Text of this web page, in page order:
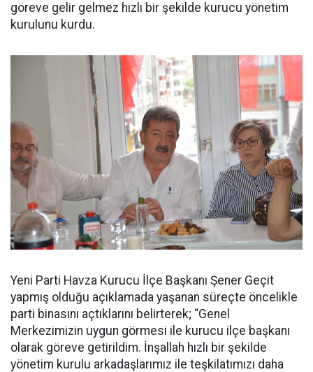
göreve gelir gelmez hızlı bir şekilde kurucu yönetim
kurulunu kurdu.
Yeni Parti Havza Kurucu İlçe Başkanı Şener Geçit
yapmış olduğu açıklamada yaşanan süreçte öncelikle
parti binasını açtıklarını belirterek; “Genel
Merkezimizin uygun görmesi ile kurucu ilçe başkanı
olarak göreve getirildim. İnşallah hızlı bir şekilde
yönetim kurulu arkadaşlarımız ile teşkilatımızı daha